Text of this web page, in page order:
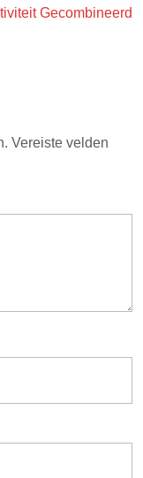
Gecombineerd
Vereiste velden